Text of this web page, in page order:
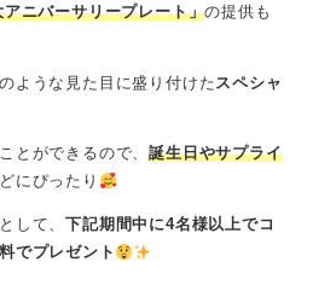
ニバーサリープレート」の提供も
ような見た目に盛り付けた スペシャ
とができるので、誕生日やサプライ
にぴったり
して、下記期間中に4名様以上でコ
でプレゼント